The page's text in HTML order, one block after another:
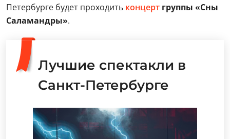
Петербурге будет проходить концерт группы «Сны
Саламандры».
Лучшие спектакли в
Санкт-Петербурге